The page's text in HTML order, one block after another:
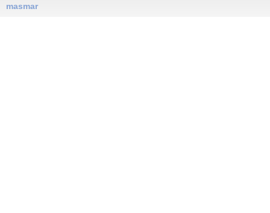
masmar